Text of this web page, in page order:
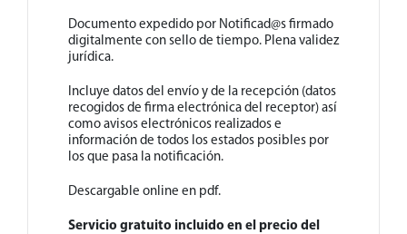
Documento expedido por Notificad@s firmado
digitalmente con sello de tiempo. Plena validez
jurídica.
Incluye datos del envío y de la recepción (datos
recogidos de firma electrónica del receptor) así
como avisos electrónicos realizados e
información de todos los estados posibles por
los que pasa la notificación.
Descargable online en pdf.
Servicio gratuito incluido en el precio del